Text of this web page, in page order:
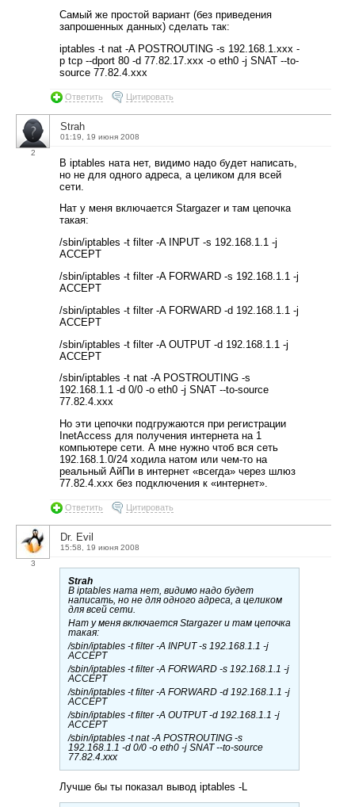
Самый же простой вариант (без приведения
запрошенных данных) сделать так:
iptables -t nat -A POSTROUTING -s 192.168.1.ххх -
p tcp --dport 80 -d 77.82.17.xxx -o eth0 -j SNAT --to-
source 77.82.4.xxx
Ответить Цитировать
2
Strah
01:19, 19 июня 2008
В iptables ната нет, видимо надо будет написать,
но не для одного адреса, а целиком для всей
сети.
Нат у меня включается Stargazer и там цепочка
такая:
/sbin/iptables -t filter -A INPUT -s 192.168.1.1 -j
ACCEPT
/sbin/iptables -t filter -A FORWARD -s 192.168.1.1 -j
ACCEPT
/sbin/iptables -t filter -A FORWARD -d 192.168.1.1 -j
ACCEPT
/sbin/iptables -t filter -A OUTPUT -d 192.168.1.1 -j
ACCEPT
/sbin/iptables -t nat -A POSTROUTING -s
192.168.1.1 -d 0/0 -o eth0 -j SNAT --to-source
77.82.4.xxx
Но эти цепочки подгружаются при регистрации
InetAccess для получения интернета на 1
компьютере сети. А мне нужно чтоб вся сеть
192.168.1.0/24 ходила натом или чем-то на
реальный АйПи в интернет «всегда» через шлюз
77.82.4.xxx без подключения к «интернет».
Ответить Цитировать
3
Dr. Evil
15:58, 19 июня 2008
Strah
В iptables ната нет, видимо надо будет
написать, но не для одного адреса, а целиком
для всей сети.
Нат у меня включается Stargazer и там цепочка
такая:
/sbin/iptables -t filter -A INPUT -s 192.168.1.1 -j
ACCEPT
/sbin/iptables -t filter -A FORWARD -s 192.168.1.1 -j
ACCEPT
/sbin/iptables -t filter -A FORWARD -d 192.168.1.1 -j
ACCEPT
/sbin/iptables -t filter -A OUTPUT -d 192.168.1.1 -j
ACCEPT
/sbin/iptables -t nat -A POSTROUTING -s
192.168.1.1 -d 0/0 -o eth0 -j SNAT --to-source
77.82.4.xxx
Лучше бы ты показал вывод iptables -L